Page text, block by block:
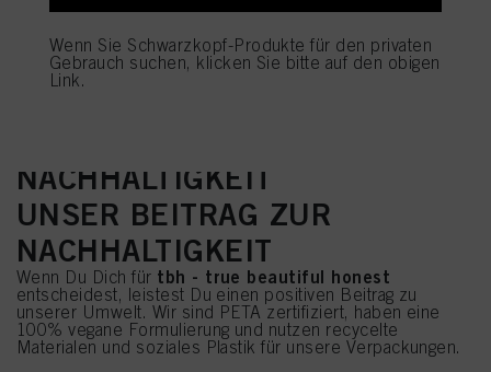
verleihenden Pflegeeigenschaften
Unversehrtheit der Haare zu schützen und einen
angenehmen Service zu ermöglichen
Enthält HEP+, welches bekannt ist, das Risiko
NACHHALTIGKEIT
UNSER BEITRAG ZUR
NACHHALTIGKEIT
Wenn Du Dich für tbh - true beautiful honest
entscheidest, leistest Du einen positiven Beitrag zu
unserer Umwelt. Wir sind PETA zertifiziert, haben eine
100% vegane Formulierung und nutzen recycelte
Materialen und soziales Plastik für unsere Verpackungen.
Wenn Sie Schwarzkopf-Produkte für den privaten
Gebrauch suchen, klicken Sie bitte auf den obigen
Link.